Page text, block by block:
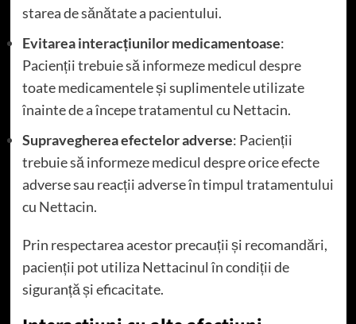
starea de sănătate a pacientului.
Evitarea interacțiunilor medicamentoase:
Pacienții trebuie să informeze medicul despre
toate medicamentele și suplimentele utilizate
înainte de a începe tratamentul cu Nettacin.
Supravegherea efectelor adverse: Pacienții
trebuie să informeze medicul despre orice efecte
adverse sau reacții adverse în timpul tratamentului
cu Nettacin.
Prin respectarea acestor precauții și recomandări,
pacienții pot utiliza Nettacinul în condiții de
siguranță și eficacitate.